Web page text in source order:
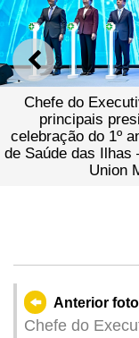
ANTERIOR
Chefe do
principais
celebração do 1º
de Saúde das Ilhas
Union
Anterior
Chefe do